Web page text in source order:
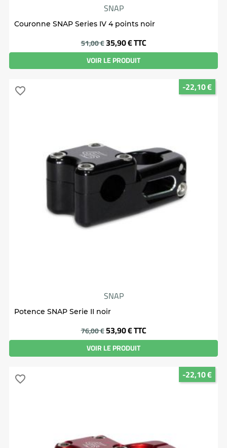
SNAP
Couronne SNAP Series IV 4 points noir
51,00 €Prix
35,90 €TTC
VOIR LE PRODUIT
SNAP
Potence SNAP Serie II noir
76,00 €Prix
53,90 €TTC
VOIR LE PRODUIT
-22,10 €
favorite_border
-22,10 €
favorite_border